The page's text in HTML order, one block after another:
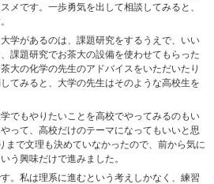
メです。一歩勇気を出して相談してみると、
学があるのは、課題研究をするうえで、いい
課題研究でお茶大の設備を使わせてもらった
大の化学の先生のアドバイスをいただいたり
てみると、大学の先生はそのような高校生を
でもやりたいことを高校でやってみるのもい
って、高校だけのテーマになってもいいと思
まで文理も決めていなかったので、前から気に
う興味だけで進みました。
。私は理系に進むという考えしかなく、練習